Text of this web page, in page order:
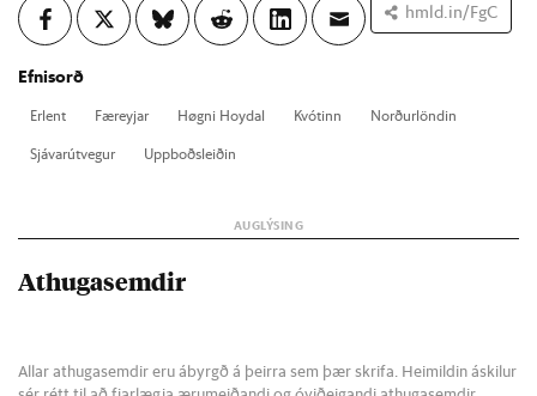
hmld.in/FgC
Efnisorð
Er­lent Fær­eyj­ar Høgni Hoy­dal Kvót­inn
Norð­ur­lönd­in
Sjáv­ar­út­veg­ur
Upp­boðs­leið­in
Athugasemdir
Allar athugasemdir eru ábyrgð á þeirra sem þær skrifa. Heimildin áskilur